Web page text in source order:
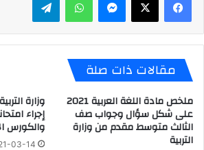
مقالات ذات صلة
ملخص مادة اللغة العربية 2021
على شكل سؤال وجواب صف
الثالث متوسط مقدم من وزارة
التربية
وزارة
إجراء
والكورس
03-14